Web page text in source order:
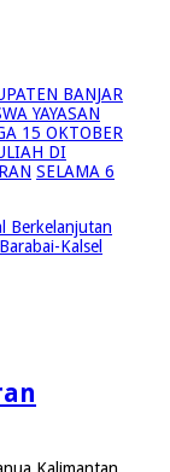
BANJAR
YAYASAN
15 OKTOBER
DI
SELAMA 6
Berkelanjutan
Kalsel